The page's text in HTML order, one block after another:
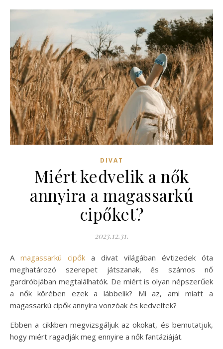
DIVAT
Miért kedvelik a nők
annyira a magassarkú
cipőket?
2023.12.31.
magassarkú cipők a divat világában évtizedek óta
meghatározó szerepet játszanak, és számos nő
gardróbjában megtalálhatók. De miért is olyan népszerűek
a nők körében ezek a lábbelik? Mi az, ami miatt a
magassarkú cipők annyira vonzóak és kedveltek?
Ebben a cikkben megvizsgáljuk az okokat, és bemutatjuk,
hogy miért ragadják meg ennyire a nők fantáziáját.